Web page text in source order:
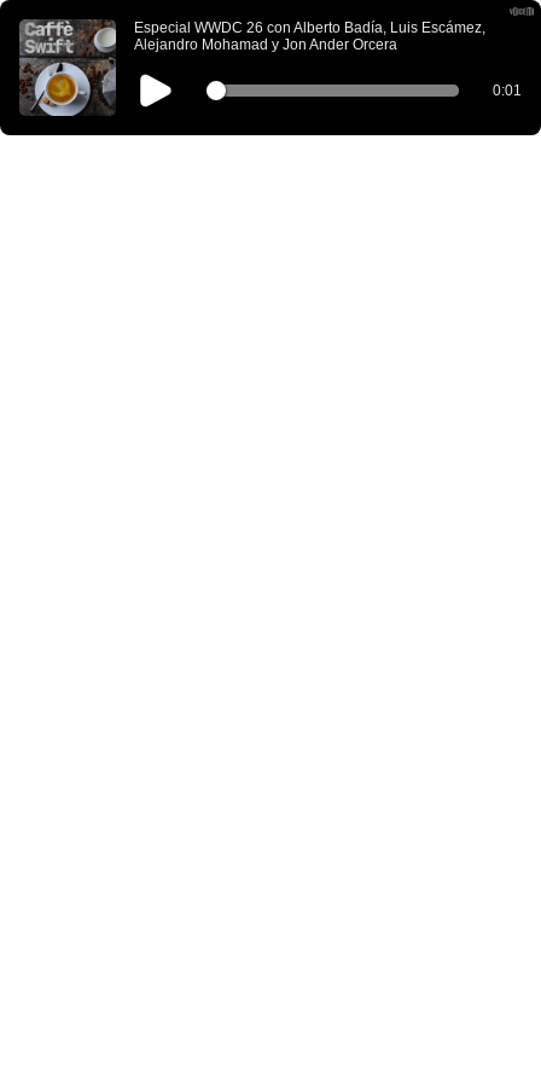
Especial WWDC 26 con Alberto Badía, Luis Escámez,
Alejandro Mohamad y Jon Ander Orcera
0:01